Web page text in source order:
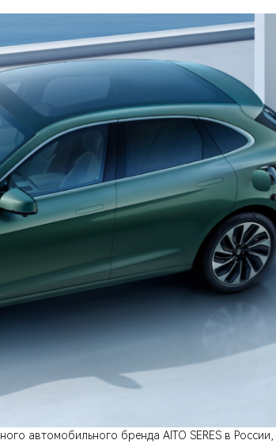
автомобильного бренда AITO SERES в